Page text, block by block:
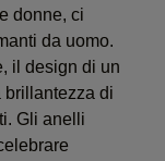
donne, ci
da uomo.
il design di un
brillantezza di
Gli anelli